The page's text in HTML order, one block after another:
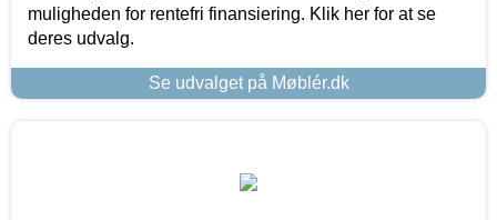
muligheden for rentefri finansiering. Klik her for at se
deres udvalg.
Se udvalget på Møblér.dk